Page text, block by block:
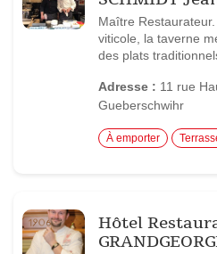
Maître
viticole, la taverne
des plats
Adresse : 11 rue
Gueberschwihr
À emporter
Hôtel